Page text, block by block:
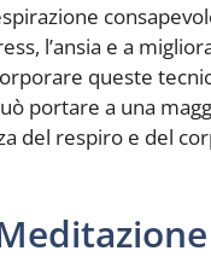
l’ansia e a
queste
portare a una
del respiro e del